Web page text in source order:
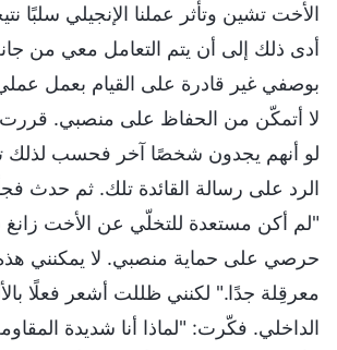
الأخت تشين وتأثر عملنا الإنجيلي سلبًا
أدى ذلك إلى أن يتم التعامل معي من
بوصفي غير قادرة على القيام بعمل
لا أتمكّن من الحفاظ على منصبي.
لو أنهم يجدون شخصًا آخر فحسب
الرد على رسالة القائدة تلك. ثم حدث
"لم أكن مستعدة للتخلّي عن الأخت
حرصي على حماية منصبي. لا يمكنني
معرقِلة جدًا." لكنني ظللت أشعر فعلًا
الداخلي. فكّرت: "لماذا أنا شديدة